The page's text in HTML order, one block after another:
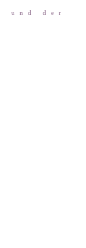
und der